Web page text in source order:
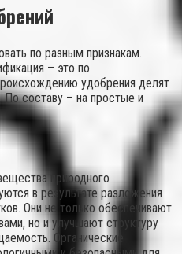
по разным признакам.
– это по
удобрения делят
По составу – на простые и
природного
в результате разложения
Они не только обеспечивают
но и улучшают структуру
Органические